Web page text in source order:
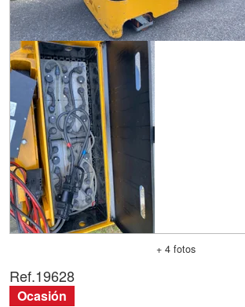
+ 4 fotos
Ref.19628
Ocasión